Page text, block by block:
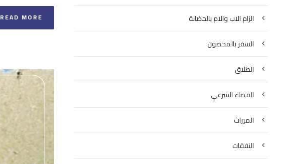
READ MORE
الزام الاب والام بالحضانة
السفر بالمحضون
الطلاق
القضاء الشرعي
الميراث
النفقات